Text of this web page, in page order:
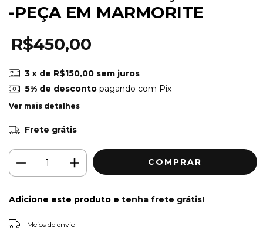
-PEÇA EM MARMORITE
R$450,00
3 x de R$150,00 sem juros
5% de descontopagando com Pix
Ver mais detalhes
Frete grátis
Adicione este produto e tenha frete grátis!
Entregas para o CEP:
Meios de envio